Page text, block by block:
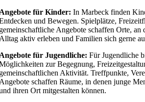
für Kinder: In Marbeck finden
und Bewegen. Spielplätze,
Angebote schaffen Orte, an
aktiv erleben und Familien sich gerne
für Jugendliche: Für Jugendliche
zur Begegnung,
Aktivität. Treffpunkte,
schaffen Räume, in denen junge
ihren Ort mitgestalten können.